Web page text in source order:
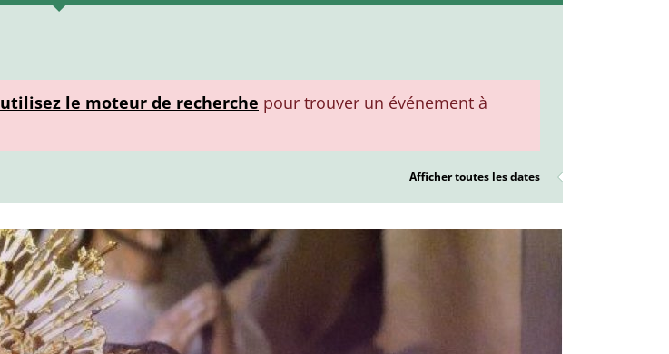
utilisez le moteur de recherche pour trouver un événement à
Afficher toutes les dates